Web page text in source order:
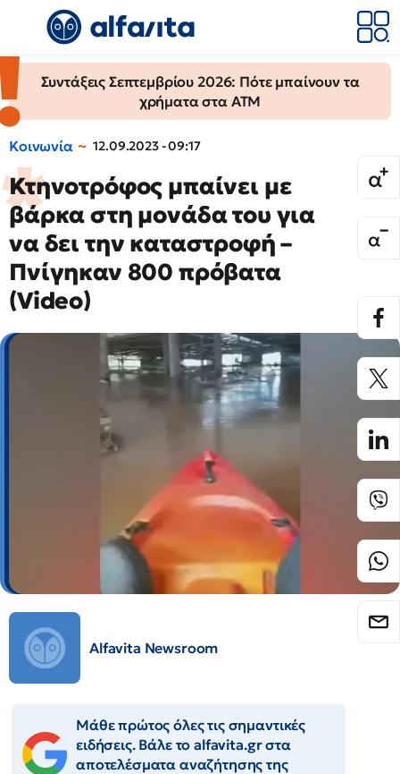
Συντάξεις Σεπτεμβρίου 2026: Πότε μπαίνουν τα
χρήματα στα ΑΤΜ
Κοινωνία 12.09.2023 - 09:17
Κτηνοτρόφος μπαίνει με
βάρκα στη μονάδα του για
να δει την καταστροφή –
Πνίγηκαν 800 πρόβατα
(Video)
Alfavita Newsroom
Μάθε πρώτος όλες τις σημαντικές
ειδήσεις. Βάλε το alfavita.gr στα
αποτελέσματα αναζήτησης της